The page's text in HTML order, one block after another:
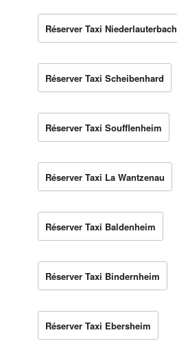
Réserver Taxi Niederlauterbach
Réserver Taxi Scheibenhard
Réserver Taxi Soufflenheim
Réserver Taxi La Wantzenau
Réserver Taxi Baldenheim
Réserver Taxi Bindernheim
Réserver Taxi Ebersheim